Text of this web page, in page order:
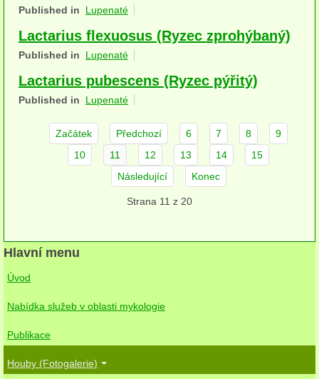
lichenizované
muscikolni
herbikolní-dvouděložné
herbikolní-jednoděložné
herbikolní-kapraďorosty
Perithecia stromatická
Kornacovité
Choroše
bílá hniloba
hnědá hniloba
jednoleté
Published in Lupenaté
Lactarius flexuosus (Ryzec zprohýbaný)
Published in Lupenaté
Lactarius pubescens (Ryzec pýřitý)
Published in Lupenaté
Začátek Předchozí 6 7 8
9
10
11 12 13 14
15
Následující
Konec
Strana 11 z 20
Hlavní menu
Úvod
Nabídka služeb v oblasti mykologie
Publikace
Houby (Fotogalerie)